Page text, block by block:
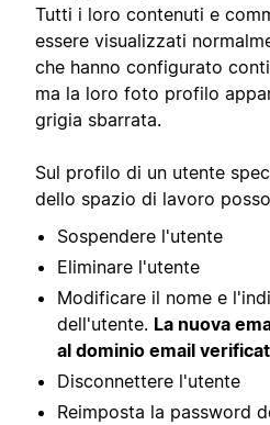
Tutti i loro contenuti e
essere visualizzati
che hanno configurato
ma la loro foto profilo
grigia sbarrata.
Sul profilo di un utente
dello spazio di lavoro
Sospendere l'utente
Eliminare l'utente
Modificare il nome e
dell'utente. La nuova
al dominio email
Disconnettere l'utente
Reimposta la password